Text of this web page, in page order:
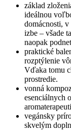
základ
ideálnou
domácnosti,
izbe – všade
naopak
praktické
rozptýlenie
Vďaka tomu
prostredie.
vonná
esenciálnych
vegánsky
skvelým